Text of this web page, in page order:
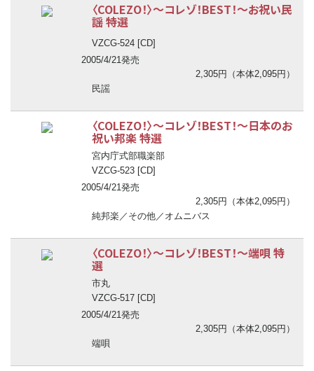
〈COLEZO！〉〜コレゾ！BEST！〜お祝い民
謡 特選
VZCG-524 [CD]
2005/4/21発売
2,305円（本体2,095円）
民謡
〈COLEZO！〉〜コレゾ！BEST！〜日本のお
祝い邦楽 特選
宮内庁式部職楽部
VZCG-523 [CD]
2005/4/21発売
2,305円（本体2,095円）
純邦楽／その他／オムニバス
〈COLEZO！〉〜コレゾ！BEST！〜端唄 特
選
市丸
VZCG-517 [CD]
2005/4/21発売
2,305円（本体2,095円）
端唄